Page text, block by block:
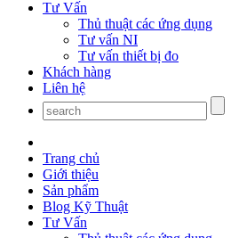
Tư Vấn
Thủ thuật các ứng dụng
Tư vấn NI
Tư vấn thiết bị đo
Khách hàng
Liên hệ
Trang chủ
Giới thiệu
Sản phẩm
Blog Kỹ Thuật
Tư Vấn